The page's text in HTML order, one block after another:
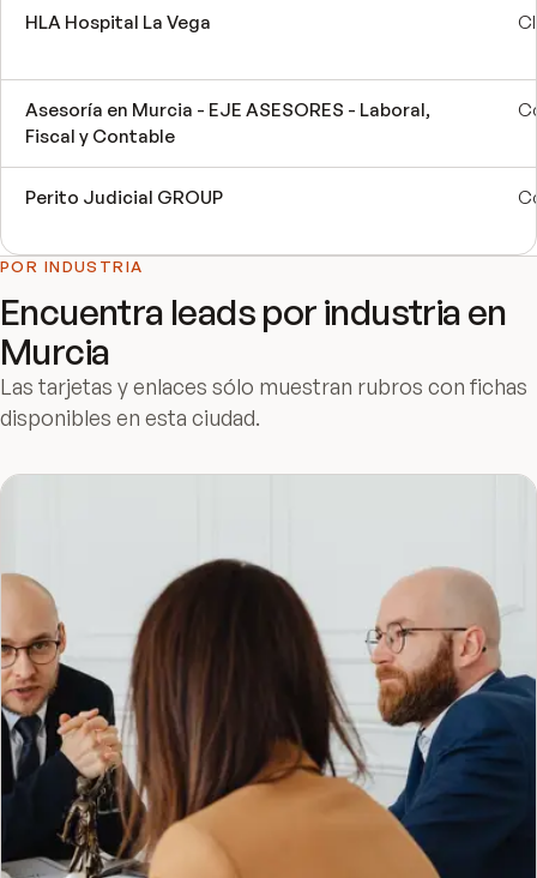
HLA Hospital La Vega
Asesoría en Murcia - EJE ASESORES - Laboral,
Fiscal y Contable
Perito Judicial GROUP
POR INDUSTRIA
Encuentra leads por industria en
Murcia
Las tarjetas y enlaces sólo muestran rubros con fichas
disponibles en esta ciudad.